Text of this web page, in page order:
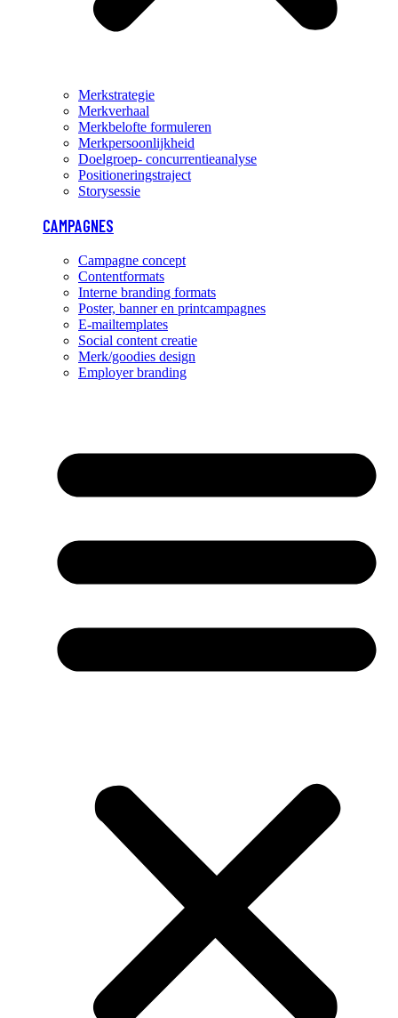
Merkstrategie
Merkverhaal
Merkbelofte formuleren
Merkpersoonlijkheid
Doelgroep- concurrentieanalyse
Positioneringstraject
Storysessie
CAMPAGNES
Campagne concept
Contentformats
Interne branding formats
Poster, banner en printcampagnes
E-mailtemplates
Social content creatie
Merk/goodies design
Employer branding